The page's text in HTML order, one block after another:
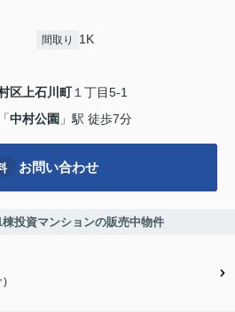
間取り 1K
区 上石川町１丁目5-1
「中村公園 」駅 徒歩7分
お問い合わせ
投資マンションの販売中物件
)